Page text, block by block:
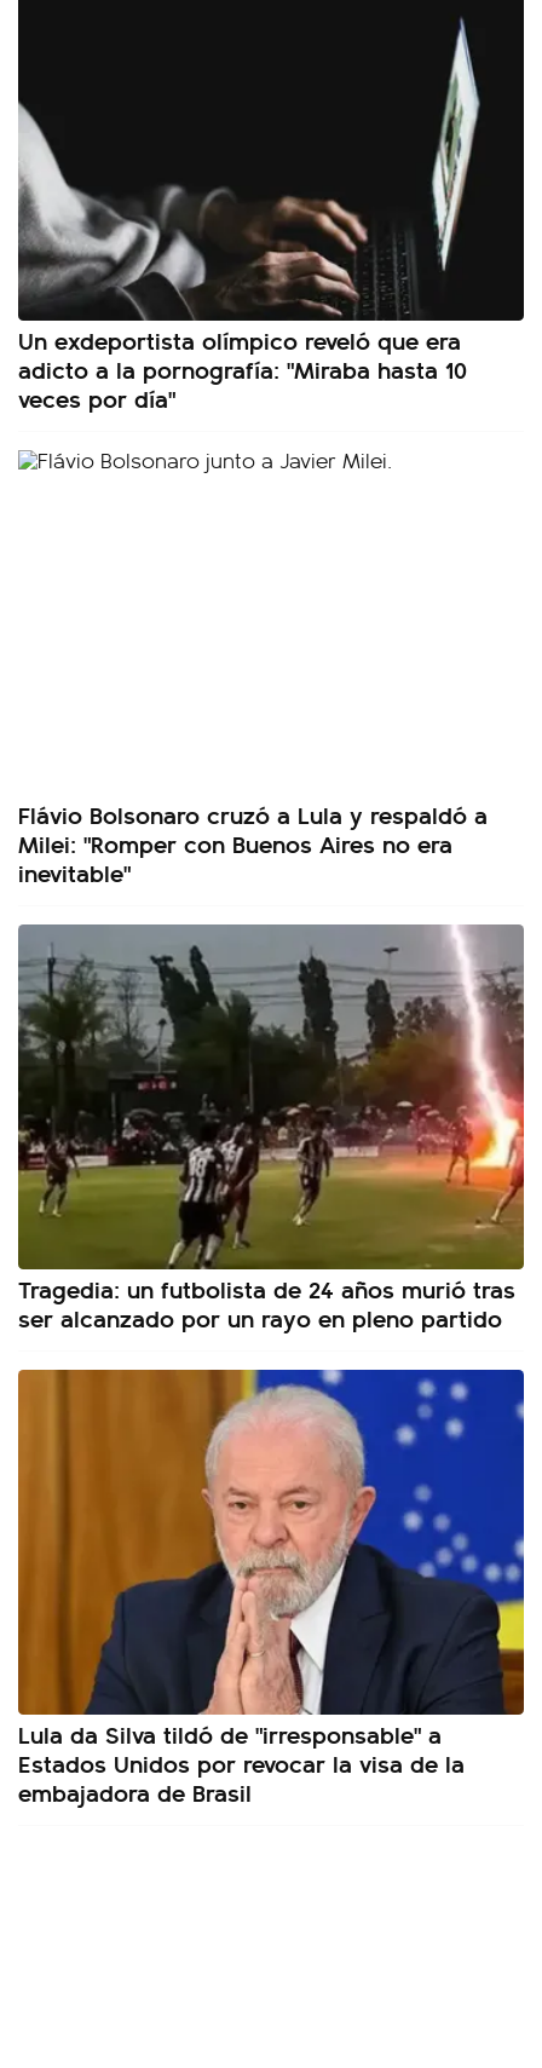
Un exdeportista olímpico reveló que era
adicto a la pornografía: "Miraba hasta 10
veces por día"
Flávio Bolsonaro cruzó a Lula y respaldó a
Milei: "Romper con Buenos Aires no era
inevitable"
Tragedia: un futbolista de 24 años murió tras
ser alcanzado por un rayo en pleno partido
Lula da Silva tildó de "irresponsable" a
Estados Unidos por revocar la visa de la
embajadora de Brasil